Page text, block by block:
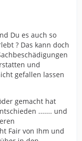
Du es auch so
? Das kann doch
und
gefallen lassen
gemacht hat
....... und
Fair von Ihm und